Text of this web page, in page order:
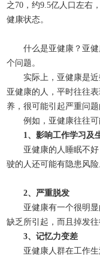
之70，约9.5亿人口左右
健康状态。
什么是亚健康？亚健
个问题。
实际上，亚健康是近
亚健康的人，平时往往
养，很可能引起严重问题
例如，亚健康往往可
1、影响工作学习及
亚健康的人睡眠不好
驶的人还可能有隐患风险
2、严重脱发
亚健康有一个很明显
缺乏所引起，而且掉发往
3、记忆力变差
亚健康人群在工作生